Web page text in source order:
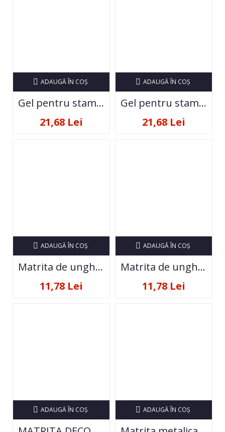
Gel pentru stampila la tub Everin- 04
21,68 Lei
ADAUGĂ ÎN COŞ
Gel pentru stampila la tub Everin- 05
21,68 Lei
ADAUGĂ ÎN COŞ
Matrita de unghii pentru stampila summer trends OMJ-06
11,78 Lei
ADAUGĂ ÎN COŞ
Matrita de unghii pentru stampila summer trends SU-02
11,78 Lei
ADAUGĂ ÎN COŞ
ADAUGĂ ÎN COŞ ADAUGĂ ÎN COŞ